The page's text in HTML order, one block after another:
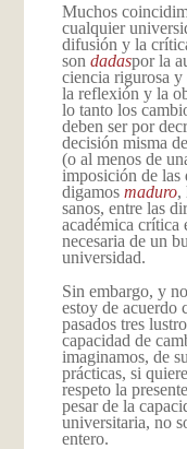
Muchos
cualquier
difusión y la
son dadaspor la
ciencia rigurosa y
la reflexión y la
lo tanto los
deben ser por
decisión misma
(o al menos de
imposición de las
digamos maduro,
sanos, entre las
académica crítica
necesaria de un
universidad.
Sin embargo, y
estoy de acuerdo
pasados tres
capacidad de
imaginamos, de su
prácticas, si
respeto la
pesar de la
universitaria, no
entero.